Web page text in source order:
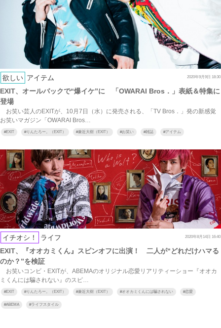
欲しい アイテム 2020年9月9日 18:30
EXIT、オールバックで“爆イケ”に 「OWARAI Bros．」表紙＆特集に
登場
お笑い芸人のEXITが、10月7日（水）に発売される、「TV Bros．」発の新感覚
お笑いマガジン「OWARAI Bros…
#EXIT #りんたろー。（EXIT） #兼近大樹（EXIT） #お笑い #雑誌 #アイテム
イチオシ！ ライフ 2020年8月14日 16:40
EXIT、『オオカミくん』スピンオフに出演！ 二人が“どれだけハマる
のか？”を検証
お笑いコンビ・EXITが、ABEMAのオリジナル恋愛リアリティーショー『オオカ
ミくんには騙されない』のスピ…
#EXIT #りんたろー。（EXIT） #兼近大樹（EXIT） #オオカミくんには騙されない #恋愛
#ABEMA #ライフスタイル